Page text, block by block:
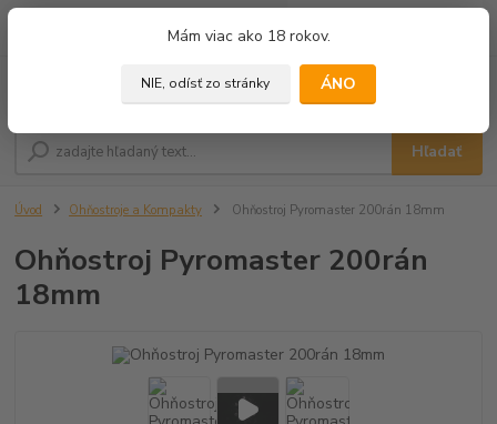
Mám viac ako 18 rokov.
NIE, odísť zo stránky ÁNO
Hľadať
Úvod Ohňostroje a Kompakty Ohňostroj Pyromaster 200rán 18mm
Ohňostroj Pyromaster 200rán
18mm